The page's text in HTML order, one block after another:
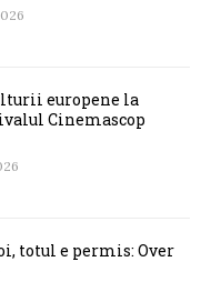
europene la
Cinemascop
totul e permis: Over